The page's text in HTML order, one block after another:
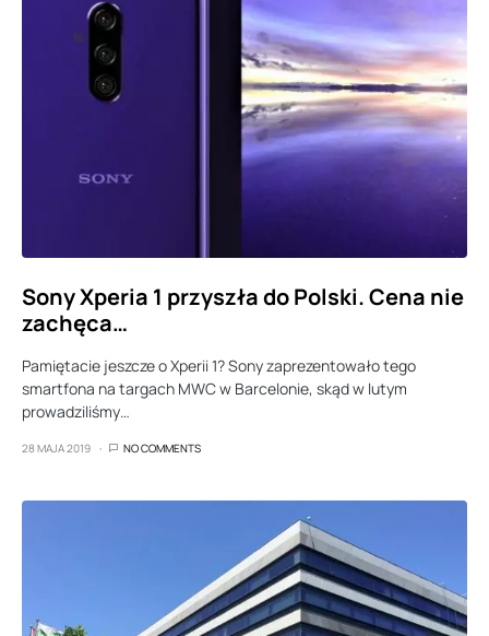
Sony Xperia 1 przyszła do Polski. Cena nie
zachęca…
Pamiętacie jeszcze o Xperii 1? Sony zaprezentowało tego
smartfona na targach MWC w Barcelonie, skąd w lutym
prowadziliśmy…
28 MAJA 2019 NO COMMENTS